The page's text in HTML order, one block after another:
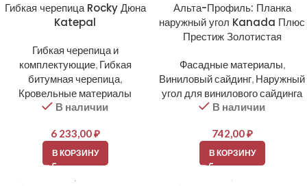
Гибкая черепица Rocky Дюна
Katepal
Гибкая черепица и
комплектующие, Гибкая
битумная черепица,
Кровельные материалы
В наличии
6 233,00₽
В КОРЗИНУ
Альта-Профиль: Планка
наружный угол Kanada Плюс
Престиж Золотистая
Фасадные материалы,
Виниловый сайдинг, Наружный
угол для винилового сайдинга
В наличии
742,00₽
В КОРЗИНУ